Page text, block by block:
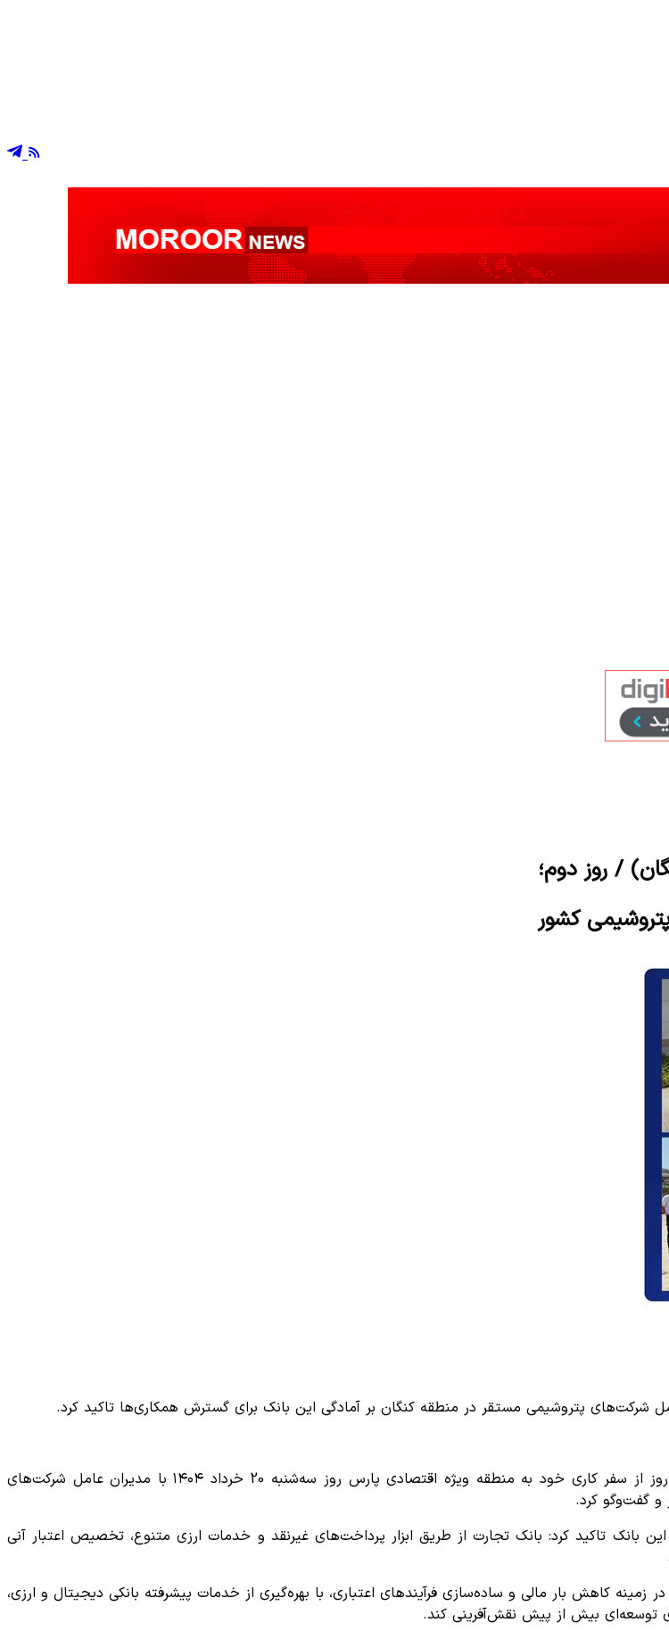
/ روز دوم؛
کشور
شرکت‌های پتروشیمی مستقر در منطقه کنگان بر آمادگی این بانک برای گسترش همکاری‌ها تاکید کرد.
، هادی اخلاقی فیض آثار در دومین روز از سفر کاری خود به منطقه ویژه اقتصادی پارس روز سه‌شنبه 20 خرداد ۱۴۰۴ با مدیران عامل شرکت‌های
و گفت‌وگو کرد.
بانک تاکید کرد: بانک تجارت از طریق ابزار پرداخت‌های غیرنقد و خدمات ارزی متنوع، تخصیص اعتبار آنی
کاهش بار مالی و ساده‌سازی فرآیندهای اعتباری، با بهره‌گیری از خدمات پیشرفته بانکی دیجیتال و ارزی،
توسعه‌ای بیش از پیش نقش‌آفرینی کند.